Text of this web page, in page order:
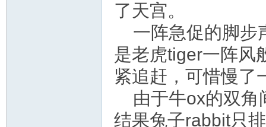
了天宫。
一阵急促的脚步
是老虎tiger一阵风
紧追赶，可惜慢了
由于牛ox的双
结果兔子rabbit只